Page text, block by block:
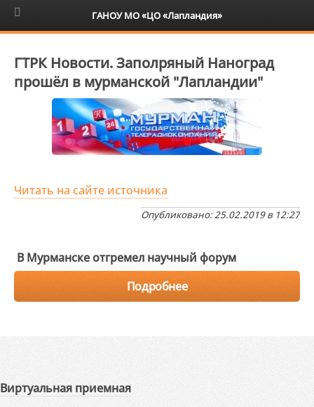
6+
ГТРК Новости. Заполряный Наноград
прошёл в мурманской "Лапландии"
Читать на сайте источника
Опубликовано: 25.02.2019 в 12:27
В Мурманске отгремел научный форум
Подробнее
Виртуальная приемная
ГАНОУ МО «ЦО «Лапландия»